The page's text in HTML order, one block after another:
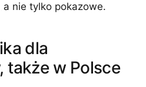
nie tylko pokazowe.
dla
także w Polsce